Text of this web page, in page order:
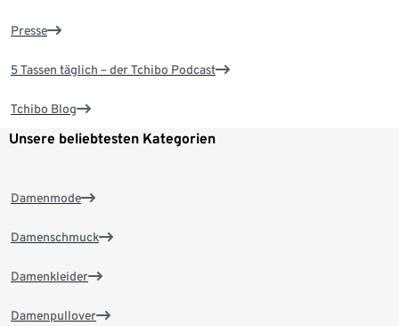
Presse
5 Tassen täglich – der Tchibo Podcast
Tchibo Blog
Unsere beliebtesten Kategorien
Damenmode
Damenschmuck
Damenkleider
Damenpullover